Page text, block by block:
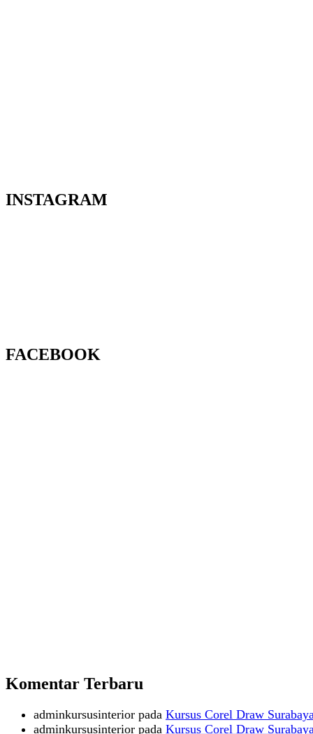
INSTAGRAM
FACEBOOK
Komentar Terbaru
adminkursusinterior pada Kursus Corel Draw
adminkursusinterior pada Kursus Corel Draw